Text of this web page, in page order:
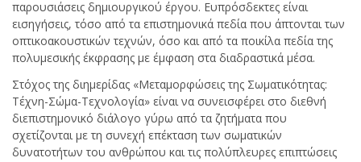
παρουσιάσεις δημιουργικού έργου. Ευπρόσδεκτες είναι
εισηγήσεις, τόσο από τα επιστημονικά πεδία που άπτονται των
οπτικοακουστικών τεχνών, όσο και από τα ποικίλα πεδία της
πολυμεσικής έκφρασης με έμφαση στα διαδραστικά µέσα.
Στόχος της διημερίδας «Μεταμορφώσεις της Σωματικότητας:
Τέχνη-Σώμα-Τεχνολογία» είναι να συνεισφέρει στο διεθνή
διεπιστημονικό διάλογο γύρω από τα ζητήματα που
σχετίζονται με τη συνεχή επέκταση των σωματικών
δυνατοτήτων του ανθρώπου και τις πολύπλευρες επιπτώσεις